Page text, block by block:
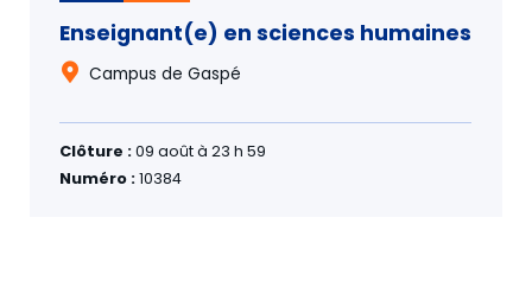
Enseignant(e) en sciences humaines
Campus de Gaspé
Clôture :09 août à 23 h 59
Numéro :10384